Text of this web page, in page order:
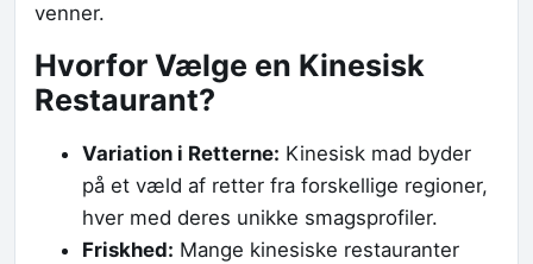
venner.
Hvorfor Vælge en Kinesisk
Restaurant?
Variation i Retterne: Kinesisk mad byder
på et væld af retter fra forskellige regioner,
hver med deres unikke smagsprofiler.
Friskhed: Mange kinesiske restauranter